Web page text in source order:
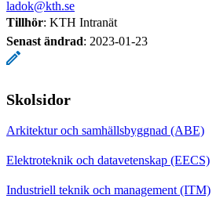
ladok@kth.se
Tillhör: KTH Intranät
Senast ändrad: 2023-01-23
Skolsidor
Arkitektur och samhällsbyggnad (ABE)
Elektroteknik och datavetenskap (EECS)
Industriell teknik och management (ITM)